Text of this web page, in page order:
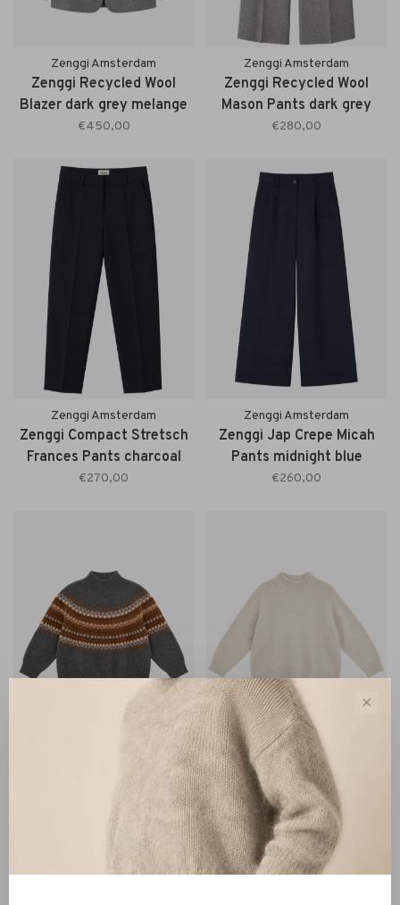
Zenggi Amsterdam
Zenggi Recycled Wool
Blazer dark grey melange
€450,00
Zenggi Amsterdam
Zenggi Recycled Wool
Mason Pants dark grey
melange
€280,00
Zenggi Amsterdam
Zenggi Compact Stretsch
Frances Pants charcoal
€270,00
Zenggi Amsterdam
Zenggi Jap Crepe Micah
Pants midnight blue
€260,00
Zenggi Chunky Fair Isle
Sweater dark grey melange
Zenggi Amsterdam
Zenggi Alpaca Cotton Roll
Neck Sweater eggshell
€260,00
✕